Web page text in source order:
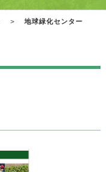
> 地球緑化センター